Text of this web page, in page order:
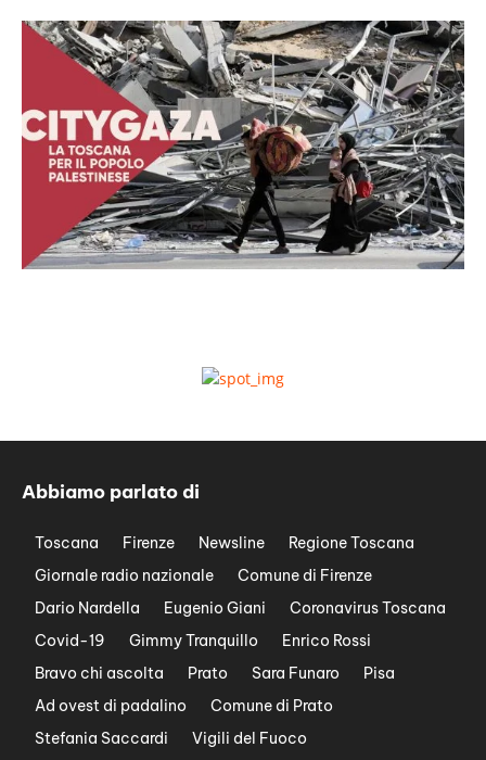
Abbiamo parlato di
Toscana Firenze Newsline
Regione Toscana
Giornale radio nazionale
Comune di Firenze
Dario Nardella
Eugenio Giani
Coronavirus Toscana
Covid-19
Gimmy Tranquillo
Enrico Rossi
Bravo chi ascolta
Prato Sara Funaro
Pisa
Ad ovest di padalino
Comune di Prato
Stefania Saccardi
Vigili del Fuoco